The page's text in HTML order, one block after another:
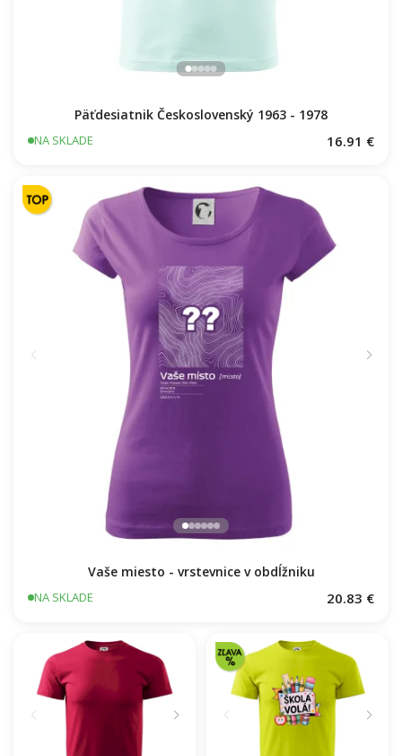
Päťdesiatnik Československý 1963 - 1978
NA SKLADE 16.91 €
Vaše miesto - vrstevnice v obdĺžniku
NA SKLADE 20.83 €